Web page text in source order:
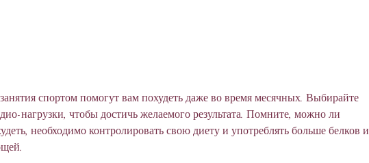
нагрузки, чтобы достичь желаемого результата. Помните, можно ли
необходимо контролировать свою диету и употреблять больше белков и